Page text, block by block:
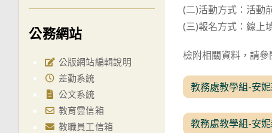
(二)活動方式：活動
(三)報名方式：線上
檢附相關資料，請參
教務處教學組-安妮
教務處教學組-安妮
公務網站
公版網站編輯說明
差勤系統
公文系統
教育雲信箱
教職員工信箱